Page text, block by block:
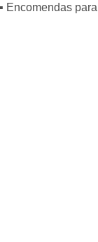
Encomendas